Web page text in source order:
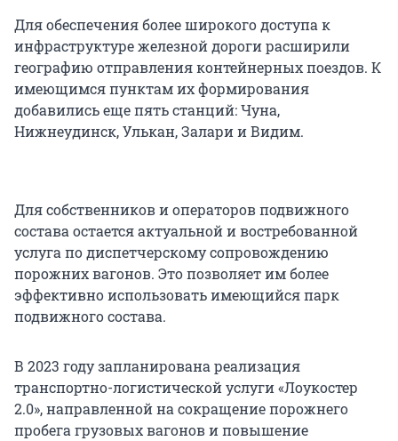
Для обеспечения более широкого доступа к
инфраструктуре железной дороги расширили
географию отправления контейнерных поездов. К
имеющимся пунктам их формирования
добавились еще пять станций: Чуна,
Нижнеудинск, Улькан, Залари и Видим.
Для собственников и операторов подвижного
состава остается актуальной и востребованной
услуга по диспетчерскому сопровождению
порожних вагонов. Это позволяет им более
эффективно использовать имеющийся парк
подвижного состава.
В 2023 году запланирована реализация
транспортно-логистической услуги «Лоукостер
2.0», направленной на сокращение порожнего
пробега грузовых вагонов и повышение